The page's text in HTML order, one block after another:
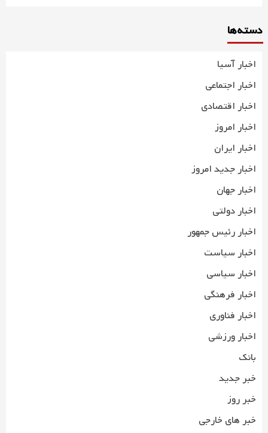
دسته‌ها
اخبار آسیا
اخبار اجتماعی
اخبار اقتصادی
اخبار امروز
اخبار ایران
اخبار جدید امروز
اخبار جهان
اخبار دولتی
اخبار رئیس جمهور
اخبار سیاست
اخبار سیاسی
اخبار فرهنگی
اخبار فناوری
اخبار ورزشی
بانک
خبر جدید
خبر روز
خبر های خارجی